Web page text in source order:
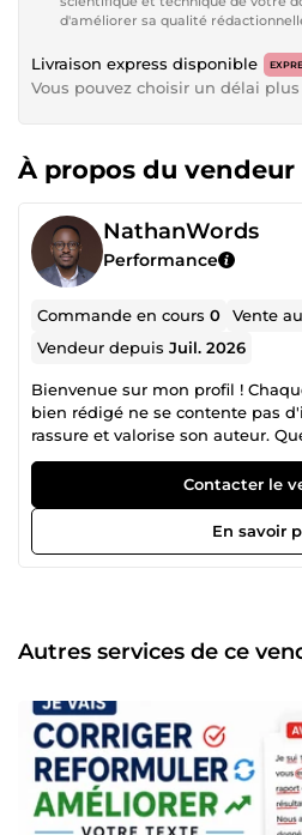
d'améliorer sa qualité
Livraison express disponible
Vous pouvez choisir un délai
À propos du vendeur
NathanWords
Performance
Commande en cours0 Vente
Vendeur depuisJuil. 2026
Bienvenue sur mon profil !
bien rédigé ne se contente pas
rassure et valorise son auteur.
professionnel, entrepreneur ou
vous accompagne dans
afin qu'ils reflètent pleinement
objectifs. Je suis spécialisé dans
et la relecture de textes. Mon rôle
domaines d'intervention ✔
professionnels ✔ Correction
documents académiques ✔
lettres de motivation ✔ Révision
et documents administratifs ✔
amélioration de textes générés
Ce que vous pouvez attendre de
document est traité avec le
Contacter le
En savoir
Autres services de ce